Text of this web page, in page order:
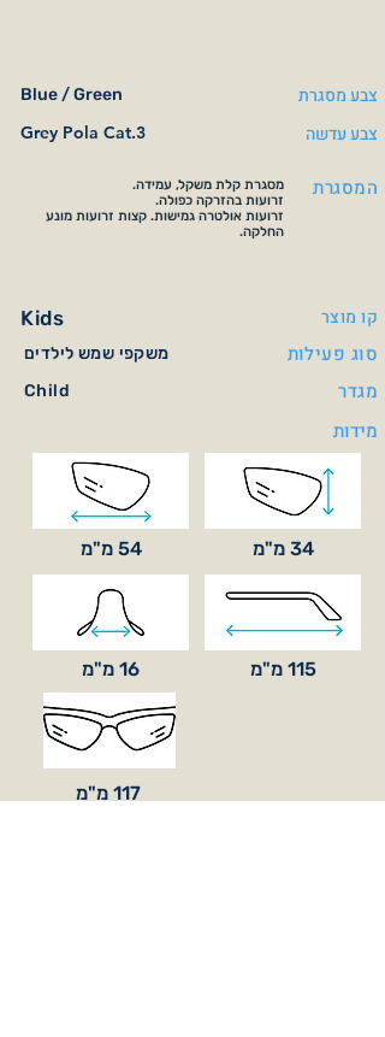
Blue / Green צבע מסגרת
Grey Pola Cat.3 צבע עדשה
מסגרת קלת משקל, עמידה.
זרועות בהזרקה כפולה.
זרועות אולטרה גמישות. קצות זרועות מונע
החלקה.
המסגרת
Kids קו מוצר
משקפי שמש לילדים סוג פעילות
Child
מגדר
מידות
54 מ"מ 34 מ"מ
16 מ"מ 115 מ"מ
117 מ"מ